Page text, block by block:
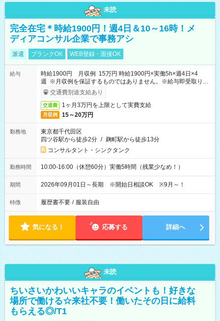
未読
完全在宅＊時給1900円！週4日＆10～16時！メ
ディアコンサル企業で事務アシ
派遣 ブランクOK WEB登録・面接OK
給与
時給1900円 月収例 15万円 時給1900円×実働5h×週4日×4
週 ※月収例を保証するものではありません。※給与即受取りサ
ービス利用可（利用条件有）
交通費別途支給あり
交通費 1ヶ月3万円を上限として実費支給
月収例 15～20万円
勤務地
東京都千代田区
四ツ谷駅から徒歩2分 / 麹町駅から徒歩13分
コンサルタント・シンクタンク
勤務時間 10:00-16:00（休憩60分）実働5時間（残業少なめ！）
期間 2026年09月01日～長期 ※開始日相談OK ※9月～！
特徴 履歴書不要 / 服装自由
気になる！ 応募する 詳細へ
未読
ちいさいかわいいキャラのイベントも！好きな
場所で働ける☆来社不要！働いたその日に給料
もらえる◎/T1